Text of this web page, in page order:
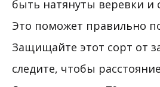
быть натянуты веревки и
Это поможет правильно
Защищайте этот сорт от
следите, чтобы